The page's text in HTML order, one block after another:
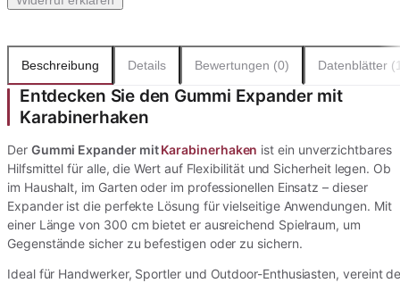
Beschreibung Details Bewertungen (0) Datenblätter
Entdecken Sie den Gummi Expander mit
Karabinerhaken
Der Gummi Expander mitKarabinerhaken ist ein unverzichtbares
Hilfsmittel für alle, die Wert auf Flexibilität und Sicherheit legen. Ob
im Haushalt, im Garten oder im professionellen Einsatz – dieser
Expander ist die perfekte Lösung für vielseitige Anwendungen. Mit
einer Länge von 300 cm bietet er ausreichend Spielraum, um
Gegenstände sicher zu befestigen oder zu sichern.
Ideal für Handwerker, Sportler und Outdoor-Enthusiasten, vereint